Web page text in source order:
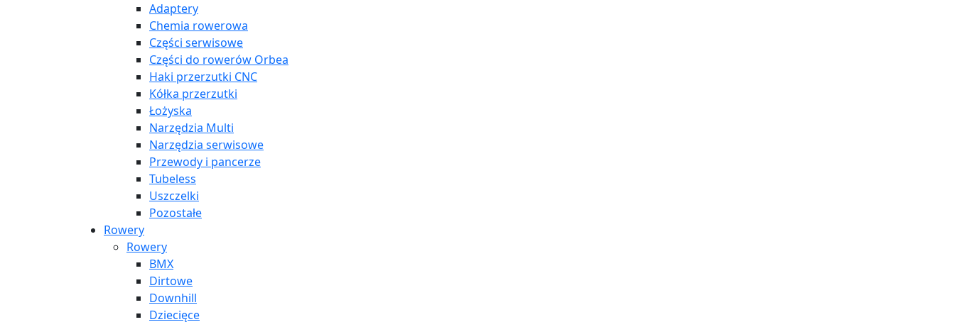
Adaptery
Chemia rowerowa
Części serwisowe
Części do rowerów Orbea
Haki przerzutki CNC
Kółka przerzutki
Łożyska
Narzędzia Multi
Narzędzia serwisowe
Przewody i pancerze
Tubeless
Uszczelki
Pozostałe
Rowery
Rowery
BMX
Dirtowe
Downhill
Dziecięce